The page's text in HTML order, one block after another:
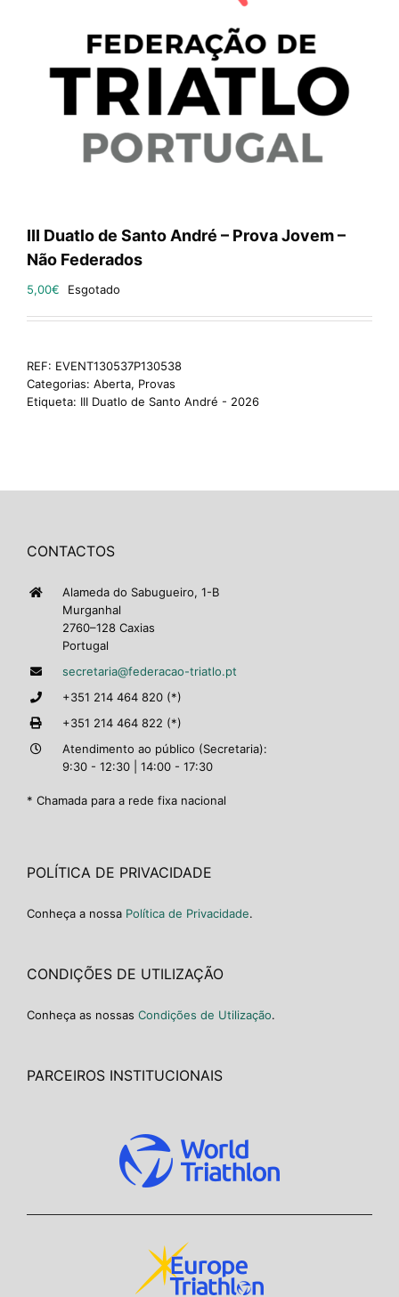
III Duatlo de Santo André – Prova Jovem –
Não Federados
5,00€ Esgotado
REF: EVENT130537P130538
Categorias: Aberta, Provas
Etiqueta: III Duatlo de Santo André - 2026
CONTACTOS
Alameda do Sabugueiro, 1-B
Murganhal
2760–128 Caxias
Portugal
secretaria@federacao-triatlo.pt
+351 214 464 820 (*)
+351 214 464 822 (*)
Atendimento ao público (Secretaria):
9:30 - 12:30 | 14:00 - 17:30
* Chamada para a rede fixa nacional
POLÍTICA DE PRIVACIDADE
Conheça a nossa Política de Privacidade.
CONDIÇÕES DE UTILIZAÇÃO
Conheça as nossas Condições de Utilização.
PARCEIROS INSTITUCIONAIS